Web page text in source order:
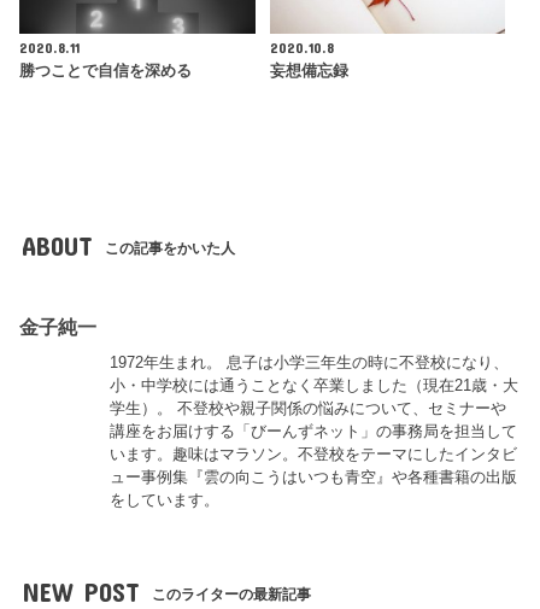
2020.8.11
勝つことで自信を深める
2020.10.8
妄想備忘録
ABOUT この記事をかいた人
金子純一
1972年生まれ。 息子は小学三年生の時に不登校になり、
小・中学校には通うことなく卒業しました（現在21歳・大
学生）。 不登校や親子関係の悩みについて、セミナーや
講座をお届けする「びーんずネット」の事務局を担当して
います。趣味はマラソン。不登校をテーマにしたインタビ
ュー事例集『雲の向こうはいつも青空』や各種書籍の出版
をしています。
NEW POST このライターの最新記事